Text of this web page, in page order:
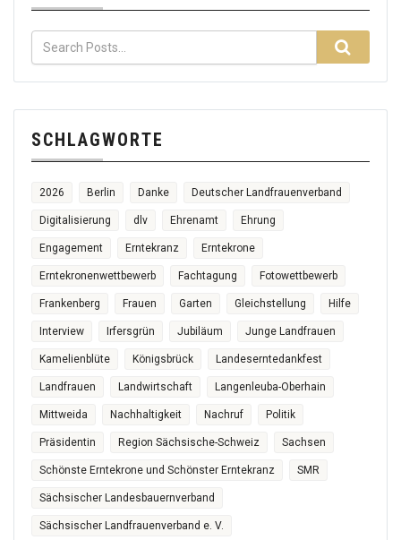
SCHLAGWORTE
2026 Berlin Danke Deutscher Landfrauenverband
Digitalisierung dlv Ehrenamt Ehrung
Engagement Erntekranz Erntekrone
Erntekronenwettbewerb Fachtagung Fotowettbewerb
Frankenberg Frauen Garten Gleichstellung Hilfe
Interview Irfersgrün Jubiläum Junge Landfrauen
Kamelienblüte Königsbrück Landeserntedankfest
Landfrauen Landwirtschaft Langenleuba-Oberhain
Mittweida Nachhaltigkeit Nachruf Politik
Präsidentin Region Sächsische-Schweiz Sachsen
Schönste Erntekrone und Schönster Erntekranz SMR
Sächsischer Landesbauernverband
Sächsischer Landfrauenverband e. V.